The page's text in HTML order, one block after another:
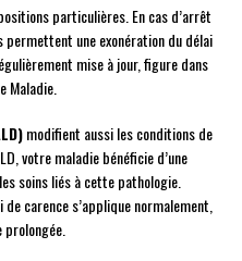
particulières. En cas d’arrêt
une exonération du délai
mise à jour, figure dans
Maladie.
modifient aussi les conditions de
votre maladie bénéficie d’une
soins liés à cette pathologie.
carence s’applique normalement,